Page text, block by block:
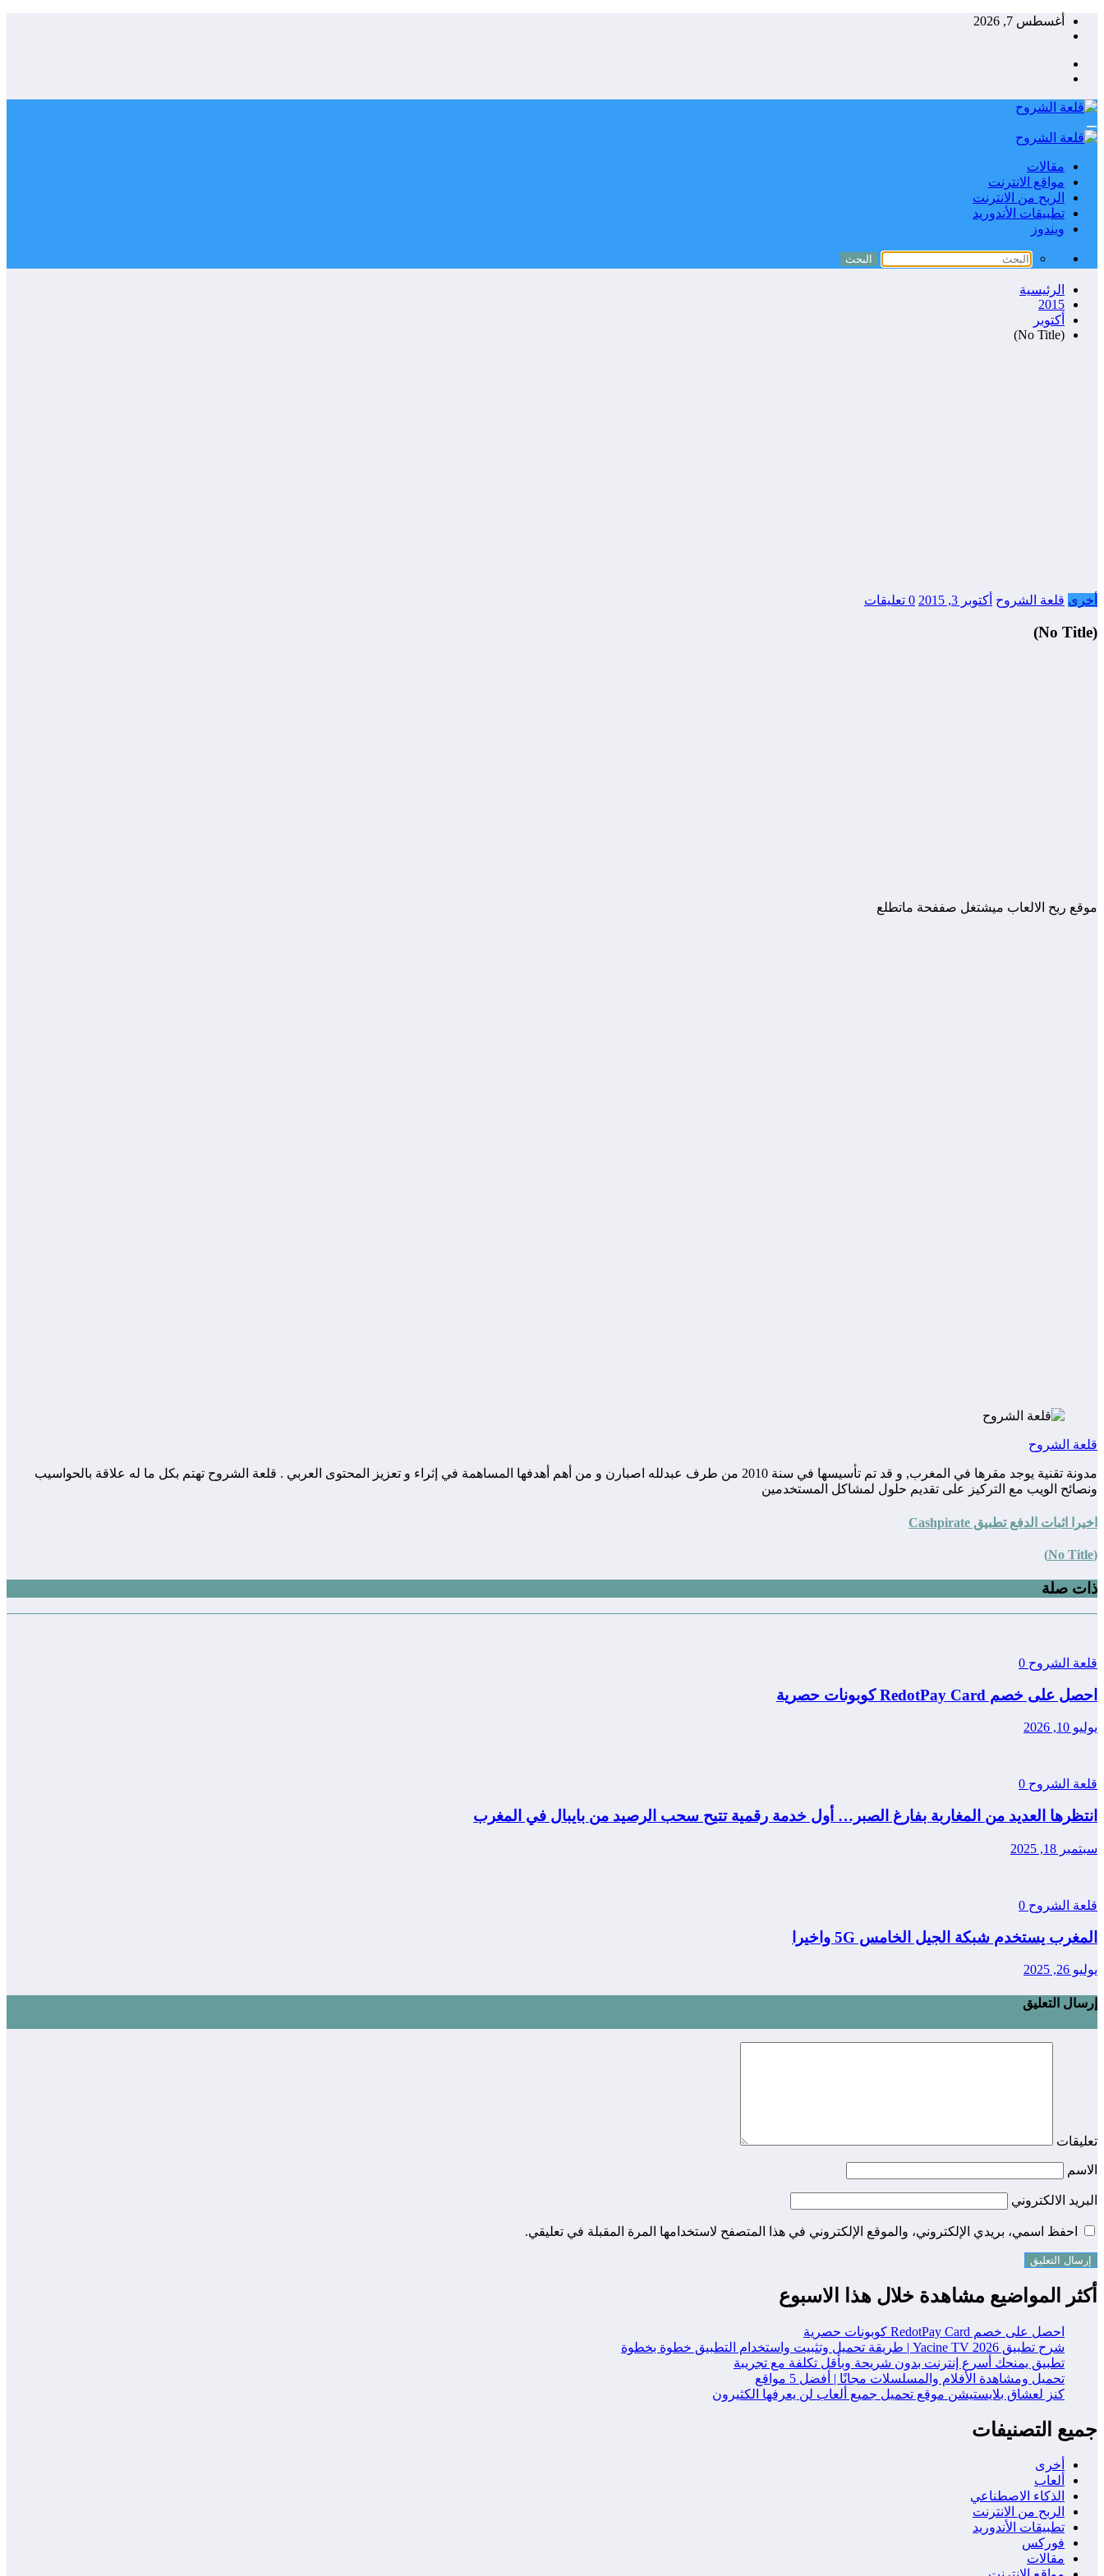
التجاوزأغسطس 7, 2026
مقالات
مواقع الانترنت
الربح من الانترنت
تطبيقات الأندوريد
ويندوز
الرئيسية
2015
أكتوبر
(No Title)
أخرى قلعة الشروح أكتوبر 3, 2015 0 تعليقات
(No Title)
موقع ربح الالعاب ميشتغل صففحة ماتطلع
قلعة الشروح
مدونة تقنية يوجد مقرها في المغرب, و قد تم تأسيسها في سنة 2010 من طرف عبدلله اصبارن و من أهم أهدفها المساهمة في إثراء و تعزيز المحتوى العربي . قلعة الشروح تهتم بكل ما له علاقة بالحواسيب
ونصائح الويب مع التركيز على تقديم حلول لمشاكل المستخدمين
اخيرا اثبات الدفع تطبيق Cashpirate
(No Title)
ذات صلة
قلعة الشروح 0
احصل على خصم RedotPay Card كوبونات حصرية
يوليو 10, 2026
قلعة الشروح 0
انتظرها العديد من المغاربة بفارغ الصبر… أول خدمة رقمية تتيح سحب الرصيد من بايبال في المغرب
سبتمبر 18, 2025
قلعة الشروح 0
المغرب يستخدم شبكة الجيل الخامس 5G واخيرا
يوليو 26, 2025
إرسال التعليق
تعليقات
الاسم
البريد الالكتروني
احفظ اسمي، بريدي الإلكتروني، والموقع الإلكتروني في هذا المتصفح لاستخدامها المرة المقبلة في تعليقي.
أكثر المواضيع مشاهدة خلال هذا الاسبوع
احصل على خصم RedotPay Card كوبونات حصرية
شرح تطبيق Yacine TV 2026 | طريقة تحميل وتثبيت واستخدام التطبيق خطوة بخطوة
تطبيق يمنحك أسرع إنترنت بدون شريحة وبأقل تكلفة مع تجريبة
تحميل ومشاهدة الأفلام والمسلسلات مجانًا | أفضل 5 مواقع
كنز لعشاق بلايستيشن موقع تحميل جميع ألعاب لن يعرفها الكثيرون
جميع التصنيفات
أخرى
ألعاب
الذكاء الاصطناعي
الربح من الانترنت
تطبيقات الأندوريد
فوركس
مقالات